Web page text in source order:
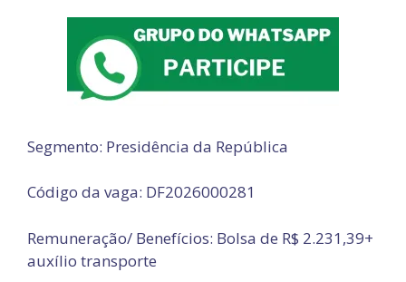
Segmento: Presidência da República
Código da vaga: DF2026000281
Remuneração/ Benefícios: Bolsa de R$ 2.231,39+
auxílio transporte